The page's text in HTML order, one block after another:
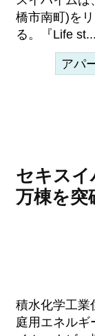
橋市南町)を
る。『Life st...
アパ
セキスイ
万棟を突
積水化学工業
庭用エネルギ